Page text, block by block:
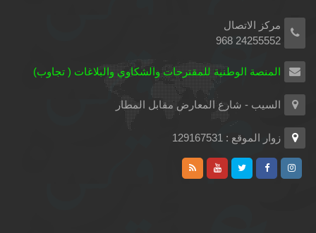
مركز الاتصال
24255552 968
المنصة الوطنية للمقترحات والشكاوي والبلاغات ( تجاوب)
السيب - شارع المعارض مقابل المطار
زوار الموقع : 129167531